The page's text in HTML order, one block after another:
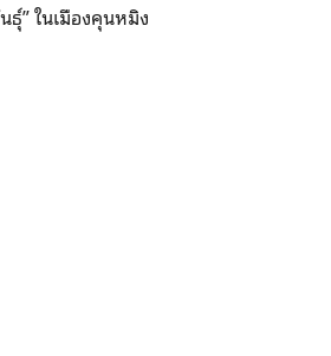
“สวนสนุกพืชพันธุ์” ในเมืองคุนหมิง